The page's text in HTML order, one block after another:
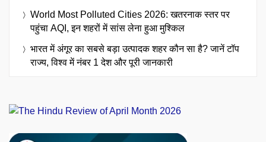
World Most Polluted Cities 2026: खतरनाक स्तर पर
पहुंचा AQI, इन शहरों में सांस लेना हुआ मुश्किल
भारत में अंगूर का सबसे बड़ा उत्पादक शहर कौन सा है? जानें टॉप
राज्य, विश्व में नंबर 1 देश और पूरी जानकारी